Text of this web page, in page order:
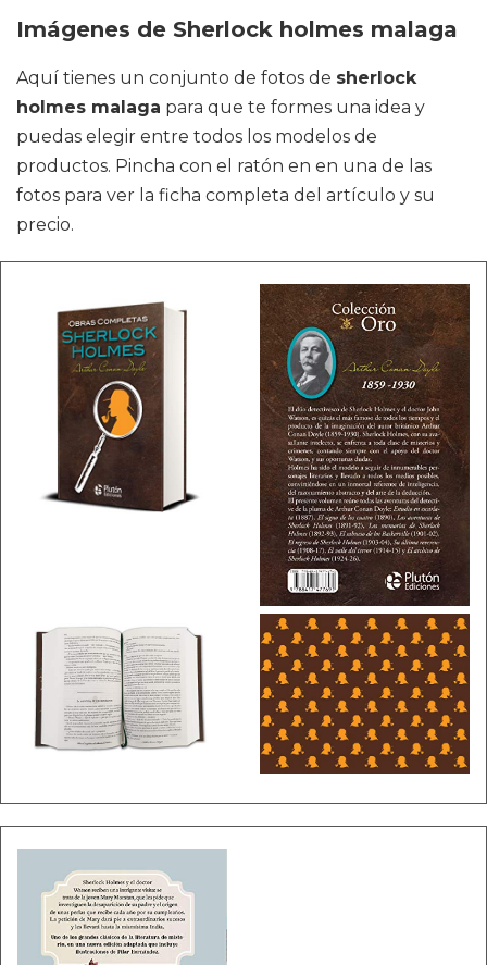
Imágenes de Sherlock holmes malaga
Aquí tienes un conjunto de fotos de sherlock
holmes malaga para que te formes una idea y
puedas elegir entre todos los modelos de
productos. Pincha con el ratón en en una de las
fotos para ver la ficha completa del artículo y su
precio.